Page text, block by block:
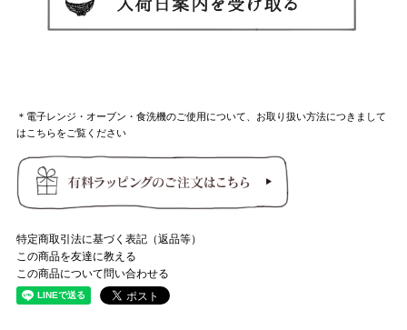
＊電子レンジ・オーブン・食洗機のご使用について、お取り扱い方法につきまして
はこちらをご覧ください
特定商取引法に基づく表記（返品等）
この商品を友達に教える
この商品について問い合わせる